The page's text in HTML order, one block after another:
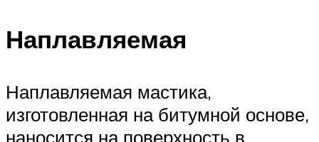
Наплавляемая
Наплавляемая мастика,
изготовленная на битумной основе,
наносится на поверхность в